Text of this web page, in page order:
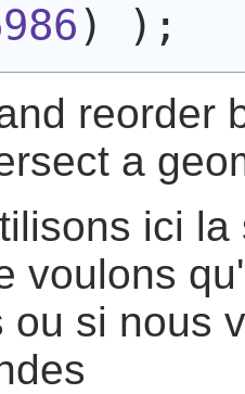
) ) ;
reorder
a
ici
voulons
ou si nous